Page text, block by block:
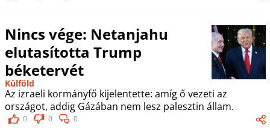
Nincs vége: Netanjahu
elutasította Trump
béketervét
Külföld
Az izraeli kormányfő kijelentette: amíg ő vezeti az
országot, addig Gázában nem lesz palesztin állam.
0 0 0